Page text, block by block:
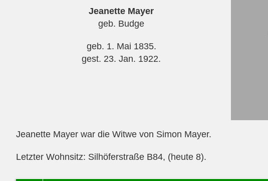
Jeanette Mayer
geb. Budge
geb. 1. Mai 1835.
gest. 23. Jan. 1922.
Jeanette Mayer war die Witwe von Simon Mayer.
Letzter Wohnsitz: Silhöferstraße B84, (heute 8).